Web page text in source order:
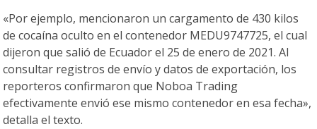
«Por ejemplo, mencionaron un cargamento de 430 kilos
de cocaína oculto en el contenedor MEDU9747725, el cual
dijeron que salió de Ecuador el 25 de enero de 2021. Al
consultar registros de envío y datos de exportación, los
reporteros confirmaron que Noboa Trading
efectivamente envió ese mismo contenedor en esa fecha»,
detalla el texto.